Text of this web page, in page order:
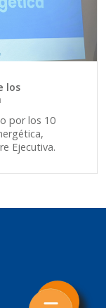
los
por los 10
Ejecutiva.